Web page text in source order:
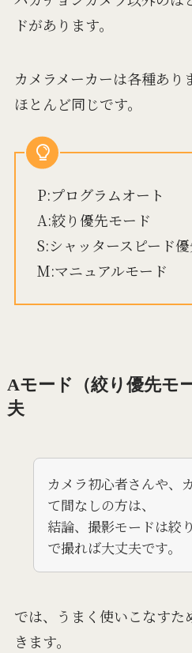
ドがあります。
カメラメーカーは各種あり
ほとんど同じです。
P:プログラムオート
A:絞り優先モード
S:シャッタースピード
M:マニュアルモード
Aモード（絞り優先モ
夫
カメラ初心者さんや、
て間なしの方は、
結論、撮影モードは絞
で撮れば大丈夫です。
では、うまく使いこなすた
きます。